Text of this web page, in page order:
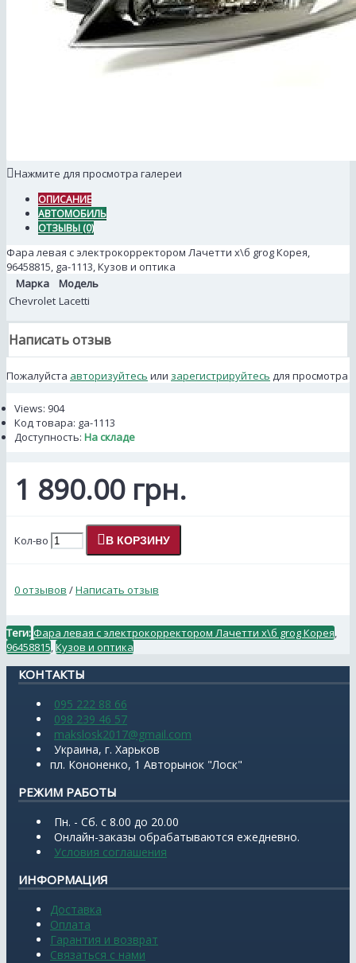
Нажмите для просмотра галереи
ОПИСАНИЕ
АВТОМОБИЛЬ
ОТЗЫВЫ (0)
Фара левая с электрокорректором Лачетти х\б grog Корея,
96458815, ga-1113, Кузов и оптика
Марка
Модель
Chevrolet Lacetti
Написать отзыв
Пожалуйста авторизуйтесь или зарегистрируйтесь для просмотра
Views: 904
Код товара: ga-1113
Доступность: На складе
1 890.00 грн.
Кол-во В КОРЗИНУ
0 отзывов /Написать отзыв
Теги: Фара левая с электрокорректором Лачетти х\б grog Корея
96458815 Кузов и оптика
КОНТАКТЫ
095 222 88 66
098 239 46 57
makslosk2017@gmail.com
Украина, г. Харьков
пл. Кононенко, 1 Авторынок "Лоск"
РЕЖИМ РАБОТЫ
Пн. - Сб. с 8.00 до 20.00
Онлайн-заказы обрабатываются ежедневно.
Условия соглашения
ИНФОРМАЦИЯ
Доставка
Оплата
Гарантия и возврат
Связаться с нами